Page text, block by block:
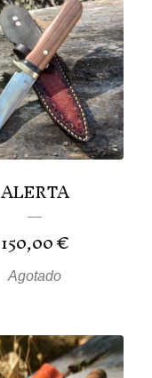
ALERTA
150,00€
Agotado